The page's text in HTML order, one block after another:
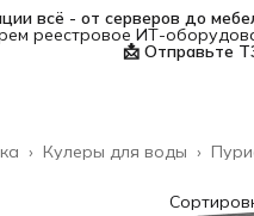
всё - от серверов до
реестровое ИТ-
📩 Отправьте
Кулеры для воды ›
›